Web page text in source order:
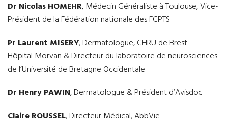
Dr Nicolas HOMEHR, Médecin Généraliste à Toulouse, Vice-
Président de la Fédération nationale des FCPTS
Pr Laurent MISERY, Dermatologue, CHRU de Brest –
Hôpital Morvan & Directeur du laboratoire de neurosciences
de l’Université de Bretagne Occidentale
Dr Henry PAWIN, Dermatologue & Président d’Avisdoc
Claire ROUSSEL, Directeur Médical, AbbVie